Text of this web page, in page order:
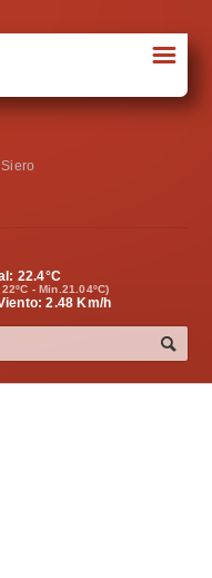
☰
22.4°C
- Min.21.04ºC)
2.48 Km/h